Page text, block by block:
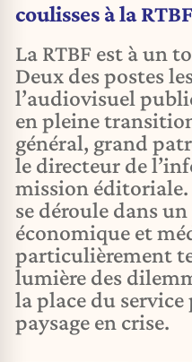
coulisses à la RTBF
La RTBF est à un
Deux des postes
l’audiovisuel
en pleine
général, grand
le directeur de
mission
se déroule dans
économique et
particulièrement
lumière des
la place du
paysage en crise.